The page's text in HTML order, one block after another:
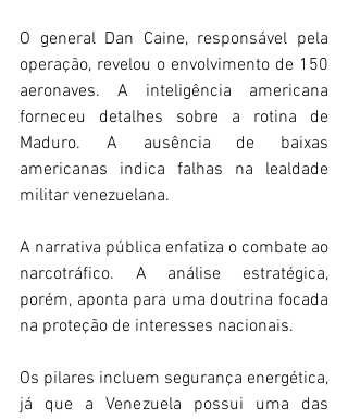
O general Dan Caine, responsável pela
operação, revelou o envolvimento de 150
aeronaves. A inteligência americana
forneceu detalhes sobre a rotina de
Maduro. A ausência de baixas
americanas indica falhas na lealdade
militar venezuelana.
A narrativa pública enfatiza o combate ao
narcotráfico. A análise estratégica,
porém, aponta para uma doutrina focada
na proteção de interesses nacionais.
Os pilares incluem segurança energética,
já que a Venezuela possui uma das